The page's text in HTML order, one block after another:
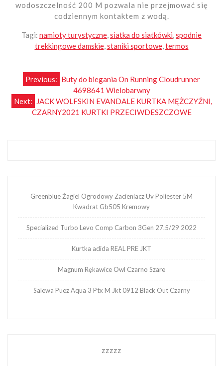
wodoszczelność 200 M pozwala nie przejmować się
codziennym kontaktem z wodą.
Tagi: namioty turystyczne,siatka do siatkówki,spodnie
trekkingowe damskie,staniki sportowe,termos
Nawigacja
wpisu
Previous: Buty do biegania On Running Cloudrunner
4698641 Wielobarwny
Next:
JACK WOLFSKIN EVANDALE KURTKA MĘŻCZYŹNI,
CZARNY2021 KURTKI PRZECIWDESZCZOWE
Greenblue Żagiel Ogrodowy Zacieniacz Uv Poliester 5M
Kwadrat Gb505 Kremowy
Specialized Turbo Levo Comp Carbon 3Gen 27.5/29 2022
Kurtka adida REAL PRE JKT
Magnum Rękawice Owl Czarno Szare
Salewa Puez Aqua 3 Ptx M Jkt 0912 Black Out Czarny
zzzzz